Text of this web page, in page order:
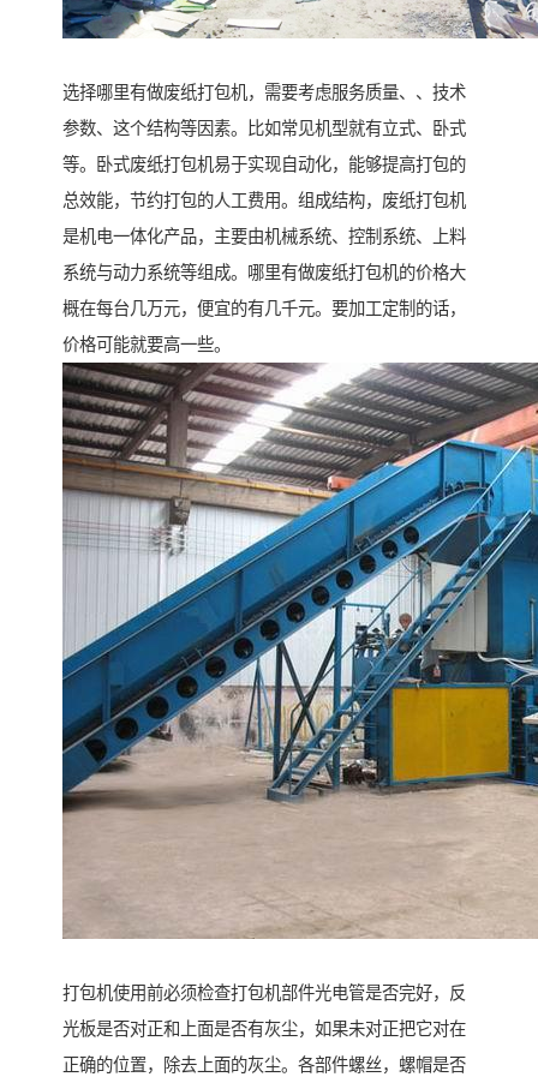
选择哪里有做废纸打包机，需要考虑服务质量、、技术
参数、这个结构等因素。比如常见机型就有立式、卧式
等。卧式废纸打包机易于实现自动化，能够提高打包的
总效能，节约打包的人工费用。组成结构，废纸打包机
是机电一体化产品，主要由机械系统、控制系统、上料
系统与动力系统等组成。哪里有做废纸打包机的价格大
概在每台几万元，便宜的有几千元。要加工定制的话，
价格可能就要高一些。
打包机使用前必须检查打包机部件光电管是否完好，反
光板是否对正和上面是否有灰尘，如果未对正把它对在
正确的位置，除去上面的灰尘。各部件螺丝，螺帽是否